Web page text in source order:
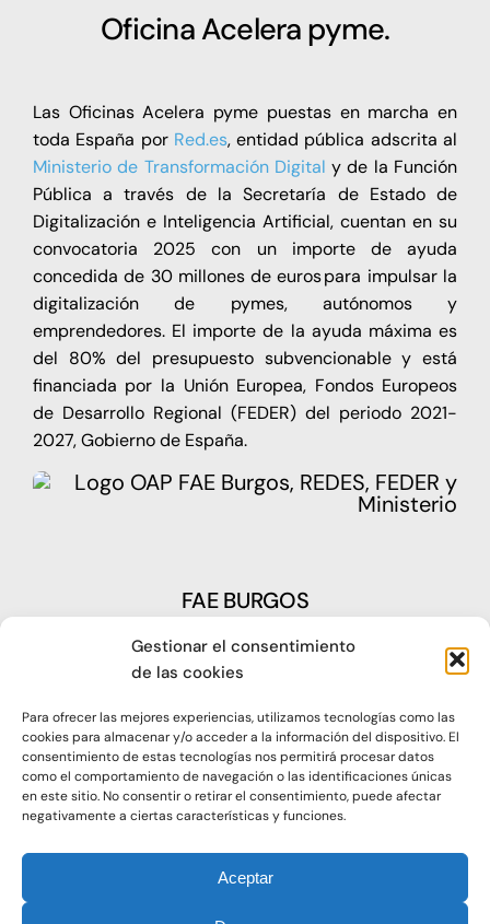
Gestionar el consentimiento
de las cookies
Para ofrecer las mejores experiencias, utilizamos tecnologías como las
cookies para almacenar y/o acceder a la información del dispositivo. El
consentimiento de estas tecnologías nos permitirá procesar datos
como el comportamiento de navegación o las identificaciones únicas
en este sitio. No consentir o retirar el consentimiento, puede afectar
negativamente a ciertas características y funciones.
Aceptar
Oficina Acelera pyme.
Las Oficinas Acelera pyme puestas en marcha en
toda España por Red.es, entidad pública adscrita al
Ministerio de Transformación Digital y de la Función
Pública a través de la Secretaría de Estado de
Digitalización e Inteligencia Artificial, cuentan en su
convocatoria 2025 con un importe de ayuda
concedida de 30 millones de euros para impulsar la
digitalización de pymes, autónomos y
emprendedores. El importe de la ayuda máxima es
del 80% del presupuesto subvencionable y está
financiada por la Unión Europea, Fondos Europeos
de Desarrollo Regional (FEDER) del periodo 2021-
2027, Gobierno de España.
FAE BURGOS
Plaza Castilla, nº1 – 09003 Burgos
Telf: 947 266 142
Fax: 947 273 797
oap@faeburgos.org